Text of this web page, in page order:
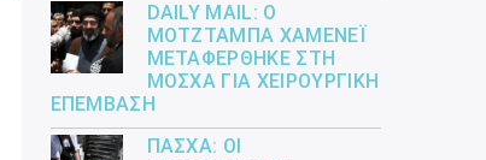
DAILY MAIL: Ο
ΜΟΤΖΤΆΜΠΑ ΧΑΜΕΝΕΪ́
ΜΕΤΑΦΈΡΘΗΚΕ ΣΤΗ
ΜΌΣΧΑ ΓΙΑ ΧΕΙΡΟΥΡΓΙΚΉ
ΕΠΈΜΒΑΣΗ
ΠΆΣΧΑ: ΟΙ